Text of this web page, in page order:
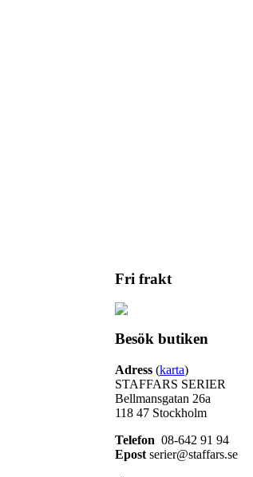
Fri frakt
Besök butiken
Adress (karta)
STAFFARS SERIER
Bellmansgatan 26a
118 47 Stockholm
Telefon 08-642 91 94
Epost serier@staffars.se